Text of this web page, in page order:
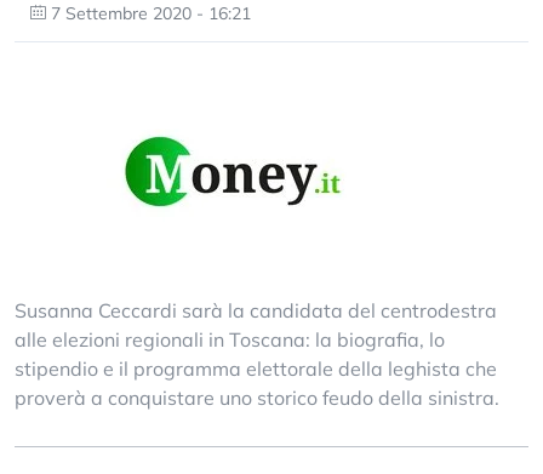
7 Settembre 2020 - 16:21
Susanna Ceccardi sarà la candidata del centrodestra
alle elezioni regionali in Toscana: la biografia, lo
stipendio e il programma elettorale della leghista che
proverà a conquistare uno storico feudo della sinistra.